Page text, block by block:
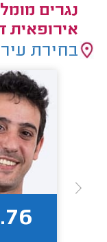
נגרים
אירופאית
בחירת עיר